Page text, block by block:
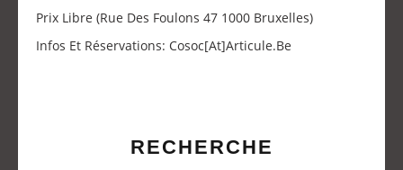
Prix Libre (Rue Des Foulons 47 1000 Bruxelles)
Infos Et Réservations: Cosoc[at]articule.be
RECHERCHE